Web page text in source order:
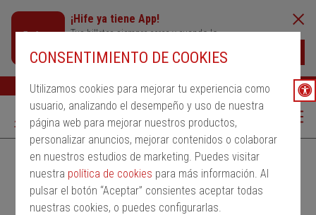
CONSENTIMIENTO DE COOKIES
Utilizamos cookies para mejorar tu experiencia como
usuario, analizando el desempeño y uso de nuestra
página web para mejorar nuestros productos,
personalizar anuncios, mejorar contenidos o colaborar
en nuestros estudios de marketing. Puedes visitar
nuestra política de cookies para más información. Al
pulsar el botón “Aceptar” consientes aceptar todas
nuestras cookies, o puedes configurarlas.
¡Hife ya tiene App!
Tus billetes siempre cerca y cuando lo
Buscar Ayuda ESP
Desde